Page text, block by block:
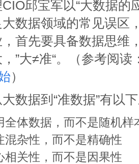
邱宝军以“大数据的
数据领域的常见误区
首先要具备数据思维
”大≠准“。（参考阅读
）
数据到“准数据”有以
全体数据，而不是随机样
混杂性，而不是精确性
相关性，而不是因果性